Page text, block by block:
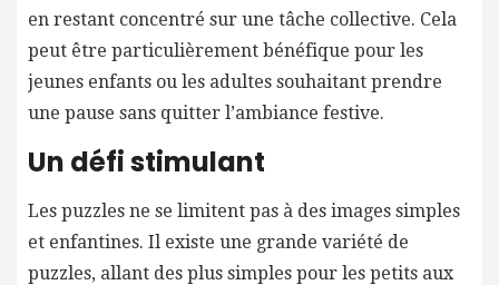
en restant concentré sur une tâche collective. Cela
peut être particulièrement bénéfique pour les
jeunes enfants ou les adultes souhaitant prendre
une pause sans quitter l’ambiance festive.
Un défi stimulant
Les puzzles ne se limitent pas à des images simples
et enfantines. Il existe une grande variété de
puzzles, allant des plus simples pour les petits aux